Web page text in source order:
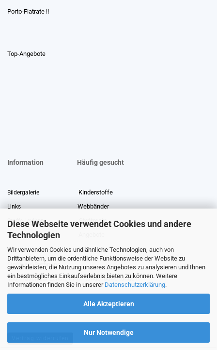
Diese Webseite verwendet Cookies und andere
Technologien
Wir verwenden Cookies und ähnliche Technologien, auch von
Drittanbietern, um die ordentliche Funktionsweise der Website zu
gewährleisten, die Nutzung unseres Angebotes zu analysieren und Ihnen
ein bestmögliches Einkaufserlebnis bieten zu können. Weitere
Informationen finden Sie in unserer Datenschutzerklärung.
Alle Akzeptieren
Nur Notwendige
Porto-Flatrate !!
Top-Angebote
Information Häufig gesucht
Bildergalerie Kinderstoffe
Links Webbänder
Stoffe Lexikon Stoffreste
Über uns
Gewerberabatt Meterware
Stoffe auf Rechnung
Information zur Echtheit von Kundenbewertungen